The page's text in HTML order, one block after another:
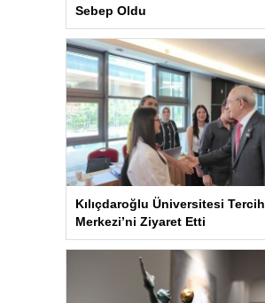
Sebep Oldu
Kılıçdaroğlu Üniversitesi Tercih
Merkezi’ni Ziyaret Etti